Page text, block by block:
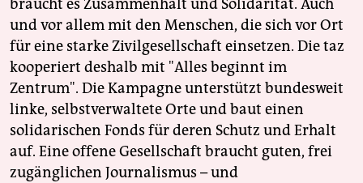
braucht es Zusammenhalt und Solidarität. Auch
und vor allem mit den Menschen, die sich vor Ort
für eine starke Zivilgesellschaft einsetzen. Die taz
kooperiert deshalb mit "Alles beginnt im
Zentrum". Die Kampagne unterstützt bundesweit
linke, selbstverwaltete Orte und baut einen
solidarischen Fonds für deren Schutz und Erhalt
auf. Eine offene Gesellschaft braucht guten, frei
zugänglichen Journalismus – und